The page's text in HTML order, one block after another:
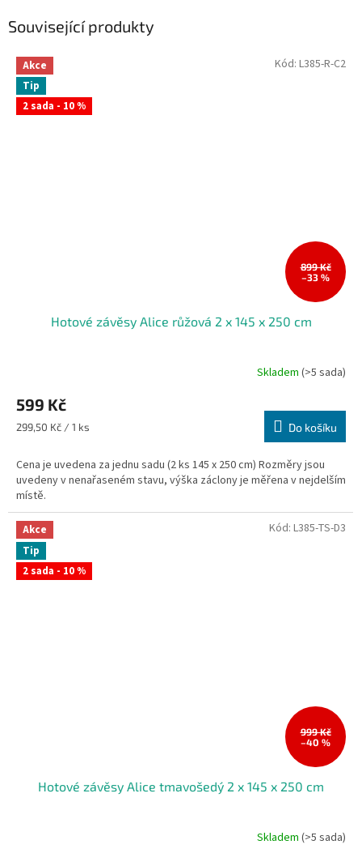
Související produkty
Akce
Tip
2 sada - 10 %
899 Kč
–33 %
Hotové závěsy Alice růžová 2 x 145 x 250 cm
Skladem (>5 sada)
599 Kč
Měrná
299,50 Kč / 1 ks Do košíku
Cena je uvedena za jednu sadu (2 ks 145 x 250 cm) Rozměry jsou
uvedeny v nenařaseném stavu, výška záclony je měřena v nejdelším
místě.
Kód: L385-R-C2
Akce
Tip
2 sada - 10 %
999 Kč
–40 %
Hotové závěsy Alice tmavošedý 2 x 145 x 250 cm
Skladem (>5 sada)
Kód: L385-TS-D3